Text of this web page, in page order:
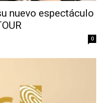
nuevo espectáculo
0